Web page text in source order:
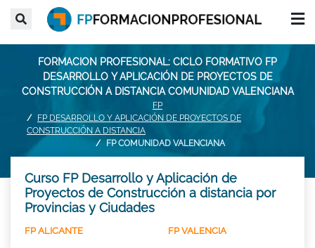
FORMACION PROFESIONAL: CICLO FORMATIVO FP
DESARROLLO Y APLICACIÓN DE PROYECTOS DE
CONSTRUCCIÓN A DISTANCIA COMUNIDAD VALENCIANA
FP
FP DESARROLLO Y APLICACIÓN DE PROYECTOS DE
CONSTRUCCIÓN A DISTANCIA
FP COMUNIDAD VALENCIANA
Curso FP Desarrollo y Aplicación de
Proyectos de Construcción a distancia por
Provincias y Ciudades
FP ALICANTE FP VALENCIA